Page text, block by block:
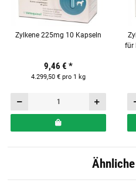
Zylkene 225mg 10 Kapseln
9,46 € *
4.299,50 € pro 1 kg
für